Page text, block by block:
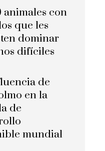
animales con
que les
dominar
difíciles
de
en la
de
mundial